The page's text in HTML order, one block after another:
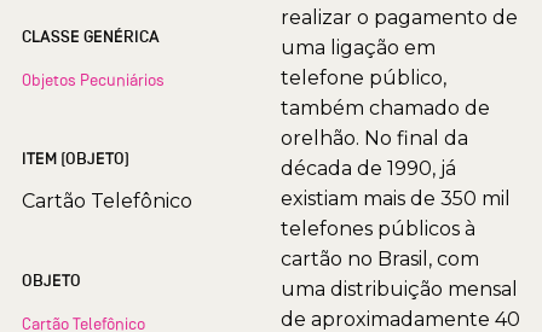
CLASSE GENÉRICA
Objetos Pecuniários
ITEM (OBJETO)
Cartão Telefônico
OBJETO
Cartão Telefônico
realizar o pagamento de
uma ligação em
telefone público,
também chamado de
orelhão. No final da
década de 1990, já
existiam mais de 350 mil
telefones públicos à
cartão no Brasil, com
uma distribuição mensal
de aproximadamente 40